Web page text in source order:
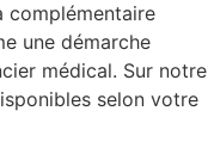
complémentaire
une démarche
médical. Sur notre
selon votre